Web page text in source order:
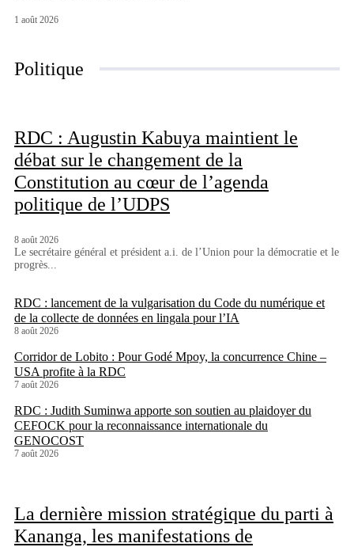
1 août 2026
Politique
RDC : Augustin Kabuya maintient le
débat sur le changement de la
Constitution au cœur de l’agenda
politique de l’UDPS
8 août 2026
Le secrétaire général et président a.i. de l’Union pour la démocratie et le
progrès...
RDC : lancement de la vulgarisation du Code du numérique et
de la collecte de données en lingala pour l’IA
8 août 2026
Corridor de Lobito : Pour Godé Mpoy, la concurrence Chine –
USA profite à la RDC
7 août 2026
RDC : Judith Suminwa apporte son soutien au plaidoyer du
CEFOCK pour la reconnaissance internationale du
GENOCOST
7 août 2026
La dernière mission stratégique du parti à
Kananga, les manifestations de